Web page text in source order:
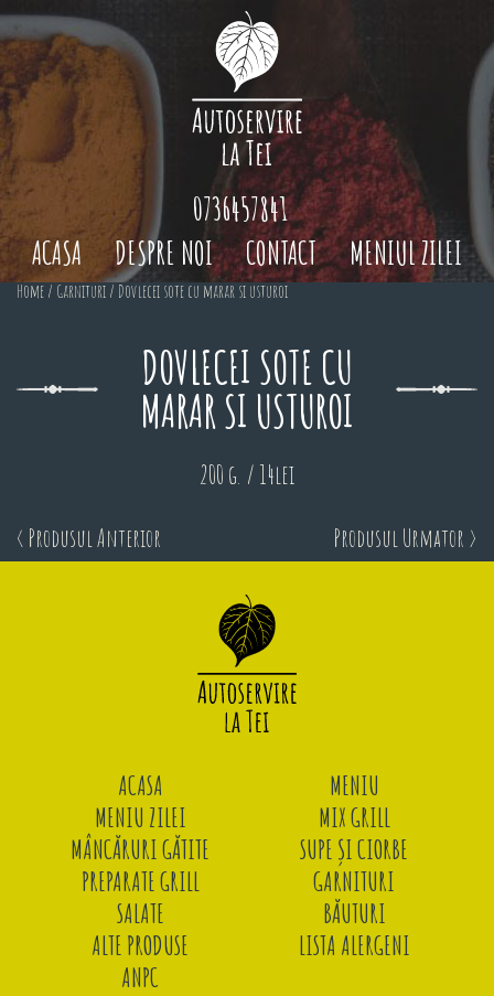
ACASA DESPRE NOI CONTACT MENIUL ZILEI
0736457841
Home / Garnituri / Dovlecei sote cu marar si usturoi
DOVLECEI SOTE CU
MARAR SI USTUROI
200 g. / 14lei
< Produsul Anterior Produsul Urmator >
ACASA
MENIU
MENIU ZILEI
MIX GRILL
MÂNCĂRURI GĂTITE
SUPE ȘI CIORBE
PREPARATE GRILL
GARNITURI
SALATE
BĂUTURI
ALTE PRODUSE
LISTA ALERGENI
ANPC